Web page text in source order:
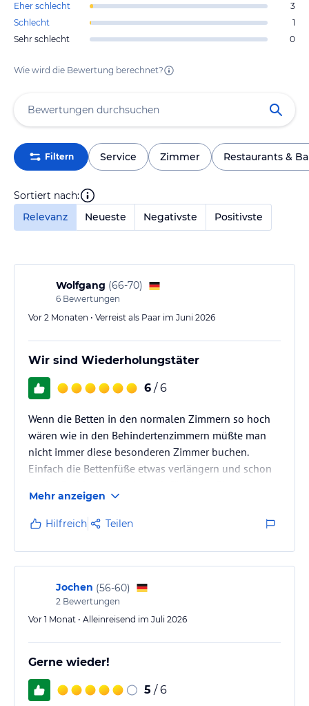
Eher schlecht
3
Schlecht
1
Sehr schlecht
0
Wie wird die Bewertung berechnet?
Filtern Service Zimmer Restaurants &
Sortiert nach:
Relevanz
Neueste Negativste Positivste
Wolfgang (66-70)
6 Bewertungen
Vor 2 Monaten • Verreist als Paar im Juni 2026
Wir sind Wiederholungstäter
6 / 6
Wenn die Betten in den normalen Zimmern so hoch
wären wie in den Behindertenzimmern müßte man
nicht immer diese besonderen Zimmer buchen.
Einfach die Bettenfüße etwas verlängern und schon
gelöst.
Mehr anzeigen
Hilfreich Teilen
Jochen (56-60)
2 Bewertungen
Vor 1 Monat • Alleinreisend im Juli 2026
Gerne wieder!
5 / 6